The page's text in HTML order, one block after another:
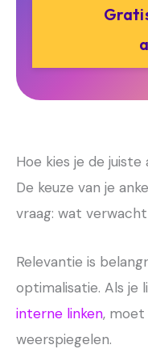
Hoe kies je de
De keuze van je
vraag: wat
Relevantie is
optimalisatie. Als je
interne linken,
weerspiegelen.